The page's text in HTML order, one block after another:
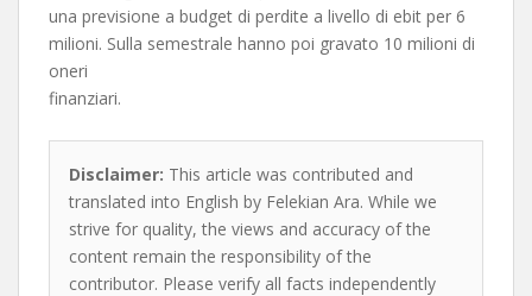
una previsione a budget di perdite a livello di ebit per 6
milioni. Sulla semestrale hanno poi gravato 10 milioni di
oneri
finanziari.
Disclaimer: This article was contributed and
translated into English by Felekian Ara. While we
strive for quality, the views and accuracy of the
content remain the responsibility of the
contributor. Please verify all facts independently